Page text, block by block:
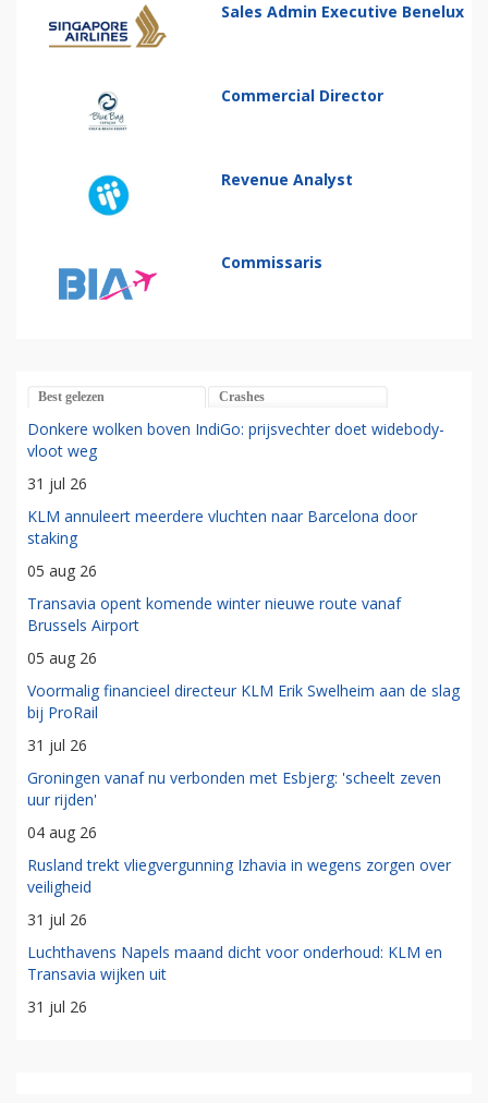
Sales Admin Executive Benelux
Commercial Director
Revenue Analyst
Commissaris
Best gelezen Crashes
Donkere wolken boven IndiGo: prijsvechter doet widebody-
vloot weg
31 jul 26
KLM annuleert meerdere vluchten naar Barcelona door
staking
05 aug 26
Transavia opent komende winter nieuwe route vanaf
Brussels Airport
05 aug 26
Voormalig financieel directeur KLM Erik Swelheim aan de slag
bij ProRail
31 jul 26
Groningen vanaf nu verbonden met Esbjerg: 'scheelt zeven
uur rijden'
04 aug 26
Rusland trekt vliegvergunning Izhavia in wegens zorgen over
veiligheid
31 jul 26
Luchthavens Napels maand dicht voor onderhoud: KLM en
Transavia wijken uit
31 jul 26